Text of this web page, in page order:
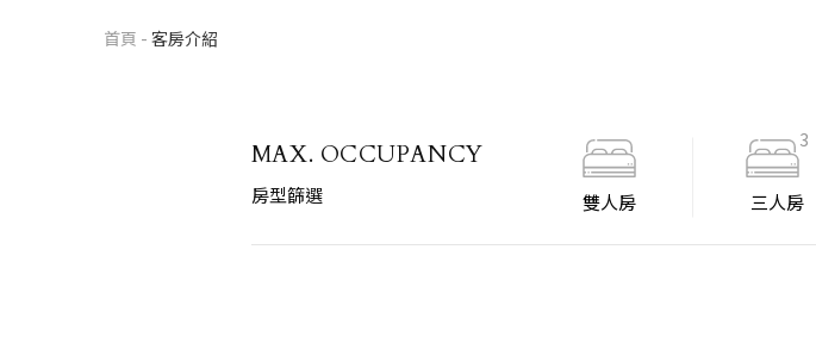
首頁 - 客房介紹
MAX. OCCUPANCY
房型篩選 雙人房
3
三人房